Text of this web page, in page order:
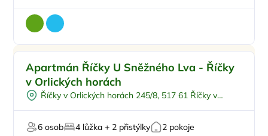
Pro rodiny s dětmi
Ve městě/obci
Pro čtyři
Polopenze
Plná penze
Apartmán Říčky U Sněžného Lva - Říčky
v Orlických horách
Říčky v Orlických horách 245/8, 517 61 Říčky v
6 osob
4 lůžka + 2 přistýlky 2 pokoje